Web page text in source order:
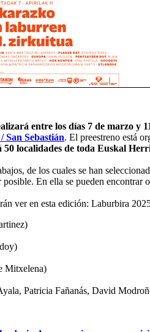
entre los días 7 de marzo y
San Sebastián. El preestreno está
localidades de toda Euskal
de los cuales se han
En ella se pueden encontrar
ver en esta edición: Laburbira
Mitxelena)
Patricia Fañanás, David